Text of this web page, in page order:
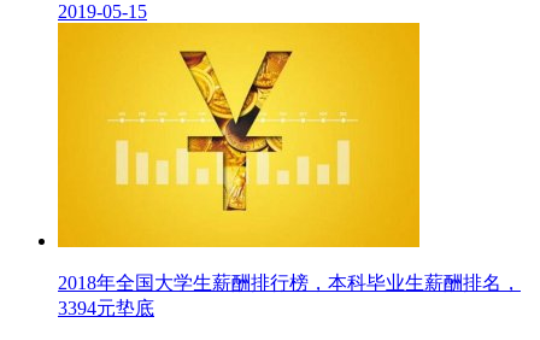
2019-05-15
2018年全国大学生薪酬排行榜，本科毕业生薪酬排名，
3394元垫底